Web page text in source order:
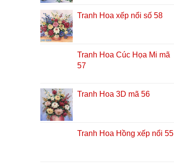
Tranh Hoa xếp nổi số 58
Tranh Hoa Cúc Họa Mi mã
57
Tranh Hoa 3D mã 56
Tranh Hoa Hồng xếp nổi 55